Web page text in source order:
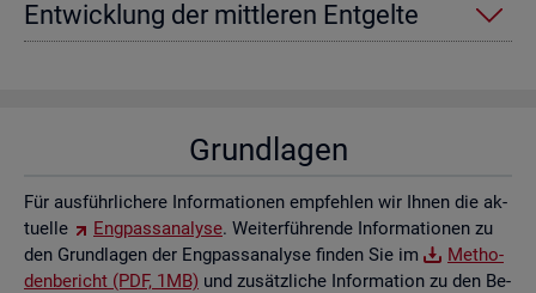
Ent­wick­lung der mitt­le­ren Ent­gel­te
Grund­la­gen
Für aus­führ­li­che­re In­for­ma­tio­nen emp­feh­len wir Ihnen die ak­
tu­el­le
Eng­pass­ana­ly­se. Wei­ter­füh­ren­de In­for­ma­tio­nen zu
den Grund­la­gen der Eng­pass­ana­ly­se fin­den Sie im
Me­tho­
den­be­richt (PDF, 1MB) und zu­sätz­li­che In­for­ma­ti­on zu den Be­